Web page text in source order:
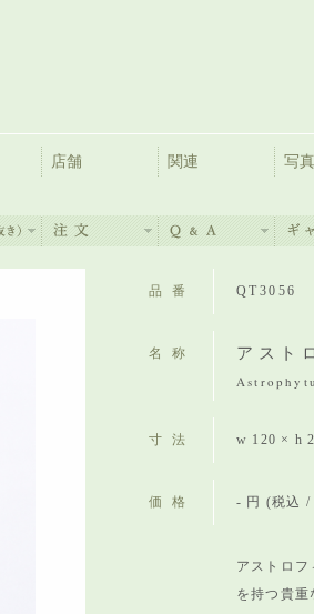
店舗 関連 写真
品番 QT3056
名称 アスト
寸法 w 120 × h
価格 - 円 (税込
アストロ
を持つ貴重